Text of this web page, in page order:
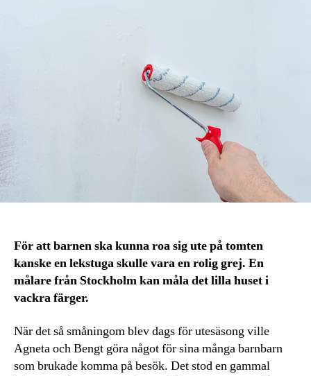
För att barnen ska kunna roa sig ute på tomten
kanske en lekstuga skulle vara en rolig grej. En
målare från Stockholm kan måla det lilla huset i
vackra färger.
När det så småningom blev dags för utesäsong ville
Agneta och Bengt göra något för sina många barnbarn
som brukade komma på besök. Det stod en gammal